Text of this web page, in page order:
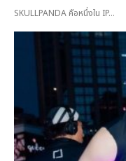
SKULLPANDA คือหนึ่งใน IP...